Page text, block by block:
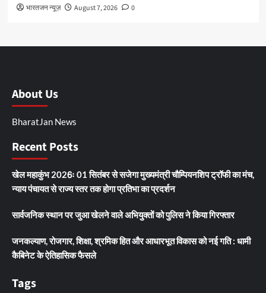
भारतजन न्यूज़ August 7, 2026 0
About Us
BharatJan News
Recent Posts
खेल महाकुंभ 2026ः 01 सितंबर से सजेगा मुख्यमंत्री चौम्पियनशिप ट्रॉफी का मंच,
न्याय पंचायत से राज्य स्तर तक होगा प्रतिभा का प्रदर्शन
सार्वजनिक स्थान पर जुआ खेलने वाले अभियुक्तों को पुलिस ने किया गिरफ्तार
जनकल्याण, रोजगार, शिक्षा, श्रमिक हित और आधारभूत विकास को नई गति : धामी
कैबिनेट के ऐतिहासिक फैसले
Tags